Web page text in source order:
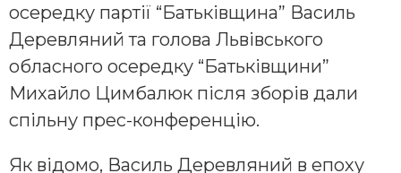
осередку партії “Батьківщина” Василь
Деревляний та голова Львівського
обласного осередку “Батьківщини”
Михайло Цимбалюк після зборів дали
спільну прес-конференцію.
Як відомо, Василь Деревляний в епоху